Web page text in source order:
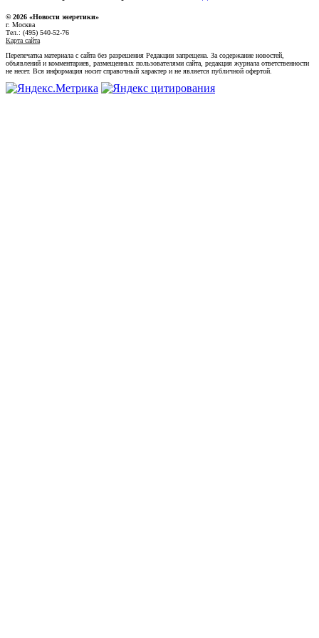
© 2026 «Новости энеретики»
г. Москва
Тел.: (495) 540-52-76
Карта сайта
Перепечатка материала с сайта без разрешения Редакции запрещена. За содержание новостей,
объявлений и комментариев, размещенных пользователями сайта, редакция журнала ответственности
не несет. Вся информация носит справочный характер и не является публичной офертой.